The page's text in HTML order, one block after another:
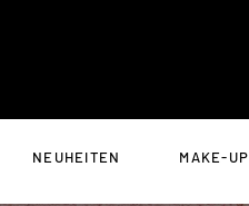
NEUHEITEN MAKE-UP